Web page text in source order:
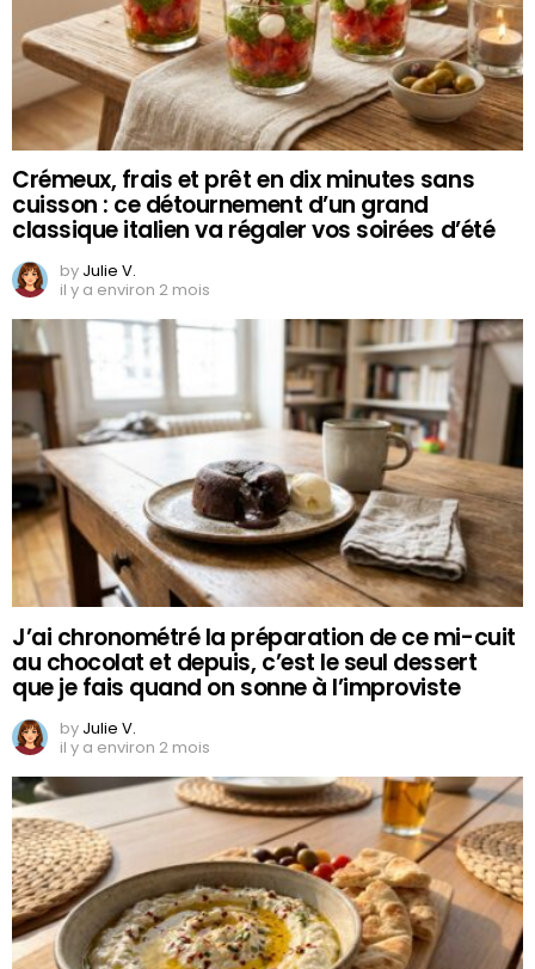
Crémeux, frais et prêt en dix minutes sans
cuisson : ce détournement d’un grand
classique italien va régaler vos soirées d’été
by Julie V.
il y a environ 2 mois
J’ai chronométré la préparation de ce mi-cuit
au chocolat et depuis, c’est le seul dessert
que je fais quand on sonne à l’improviste
by Julie V.
il y a environ 2 mois